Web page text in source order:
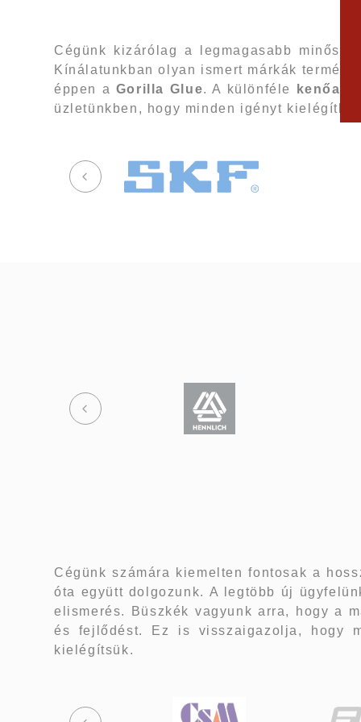
Cégünk kizárólag a legmagasabb
Kínálatunkban olyan ismert márkák
éppen a Gorilla Glue. A különféle
üzletünkben, hogy minden igényt
Cégünk számára kiemelten fontosak a
óta együtt dolgozunk. A legtöbb új
elismerés. Büszkék vagyunk arra, hogy a
és fejlődést. Ez is visszaigazolja, hogy
kielégítsük.